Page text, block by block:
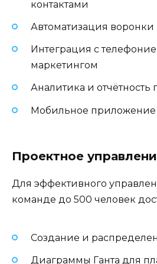
контактами
Автоматизация
Интеграция с
маркетингом
Аналитика и
Мобильное приложение
Проектное
Для эффективного
команде до 500 человек
Создание и
Диаграммы Ганта для